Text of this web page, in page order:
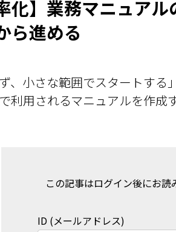
化】業務マニュア
ら進める
ず、小さな範囲でスタートする
利用されるマニュアルを作成
この記事はログイン後にお読
ID (メールアドレス)